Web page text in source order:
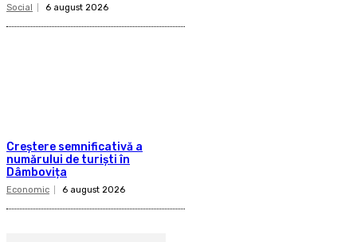
Social 6 august 2026
Creștere semnificativă a
numărului de turiști în
Dâmbovița
Economic 6 august 2026